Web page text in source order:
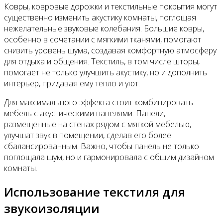
Ковры, ковровые дорожки и текстильные покрытия могут
существенно изменить акустику комнаты, поглощая
нежелательные звуковые колебания. Большие ковры,
особенно в сочетании с мягкими тканями, помогают
снизить уровень шума, создавая комфортную атмосферу
для отдыха и общения. Текстиль, в том числе шторы,
помогает не только улучшить акустику, но и дополнить
интерьер, придавая ему тепло и уют.
Для максимального эффекта стоит комбинировать
мебель с акустическими панелями. Панели,
размещенные на стенах рядом с мягкой мебелью,
улучшат звук в помещении, сделав его более
сбалансированным. Важно, чтобы панель не только
поглощала шум, но и гармонировала с общим дизайном
комнаты.
Использование текстиля для
звукоизоляции